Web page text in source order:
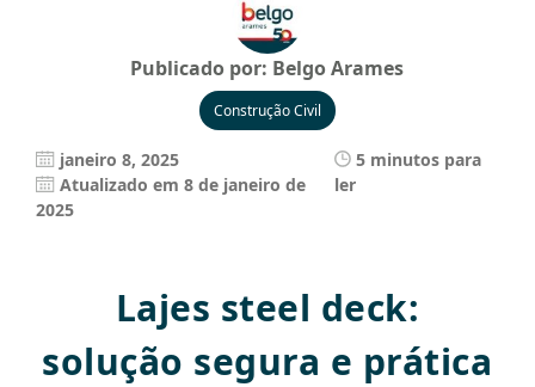
Publicado por: Belgo Arames
Construção Civil
janeiro 8, 2025
Atualizado em 8 de janeiro de
2025
5 minutos para
ler
Lajes steel deck:
solução segura e prática